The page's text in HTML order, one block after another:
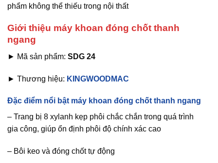
phẩm không thể thiếu trong nội thất
Giới thiệu máy khoan đóng chốt thanh
ngang
► Mã sản phẩm: SDG 24
► Thương hiệu: KINGWOODMAC
Đặc điểm nổi bật máy khoan đóng chốt thanh ngang
– Trang bị 8 xylanh kẹp phôi chắc chắn trong quá trình
gia công, giúp ổn định phôi độ chính xác cao
– Bôi keo và đóng chốt tự động